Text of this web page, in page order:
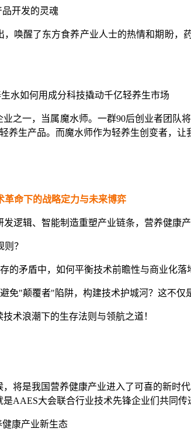
开发的灵魂
，唤醒了东方食养产业人士的热情和期盼，
水如何用成分科技撬动千亿轻养生市场
业之一，当属魔水师。 一群90后创业者团队将
养生产品。而魔水师作为轻养生创变者，让
革命下的战略定力与未来博弈
逻辑、智能制造重塑产业链条，营养健康
？
的矛盾中，如何平衡技术前瞻性与商业化落
免"颠覆者"陷阱，构建技术护城河？这不仅
术浪潮下的生存法则与领航之道！
将是我国营养健康产业进入了可喜的新时
AAES大会联合行业技术先锋企业们共同传
康产业新生态